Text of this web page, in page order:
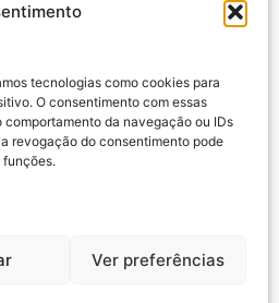
tecnologias como cookies para
O consentimento com essas
da navegação ou IDs
revogação do consentimento pode
funções.
Ver preferências